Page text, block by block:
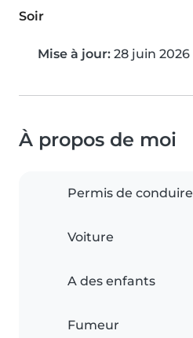
Soir
Mise à jour: 28 juin 2026
À propos de moi
Permis de conduire
Voiture
A des enfants
Fumeur